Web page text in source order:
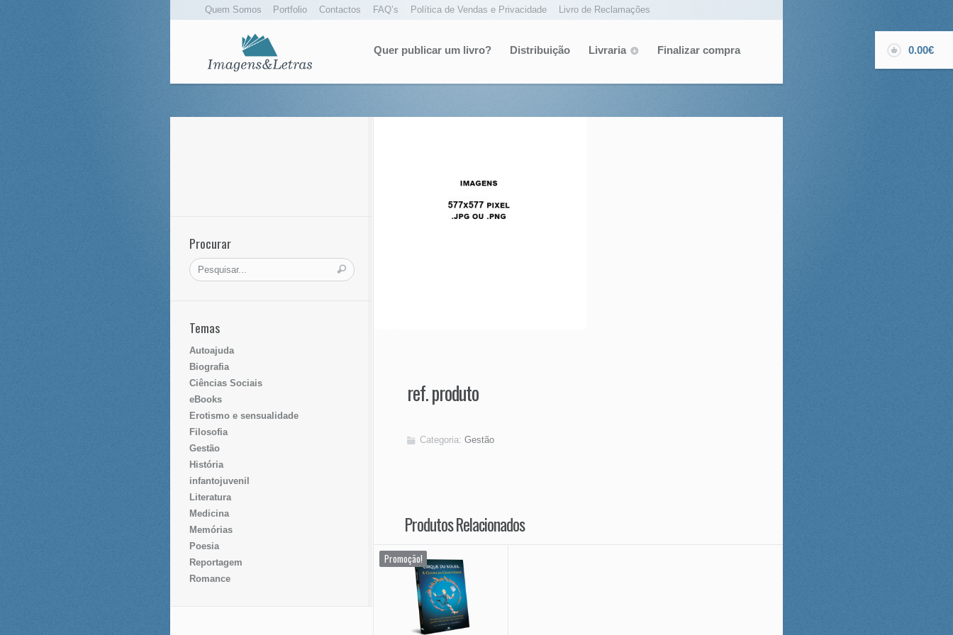
Quem Somos Portfolio Contactos FAQ’s Política de Vendas e Privacidade Livro de Reclamações
0.00€
Quer publicar um livro? Distribuição Livraria Finalizar compra
ref. produto
Categoria: Gestão
Produtos Relacionados
Promoção!
Procurar
Temas
Autoajuda
Biografia
Ciências Sociais
eBooks
Erotismo e sensualidade
Filosofia
Gestão
História
infantojuvenil
Literatura
Medicina
Memórias
Poesia
Reportagem
Romance